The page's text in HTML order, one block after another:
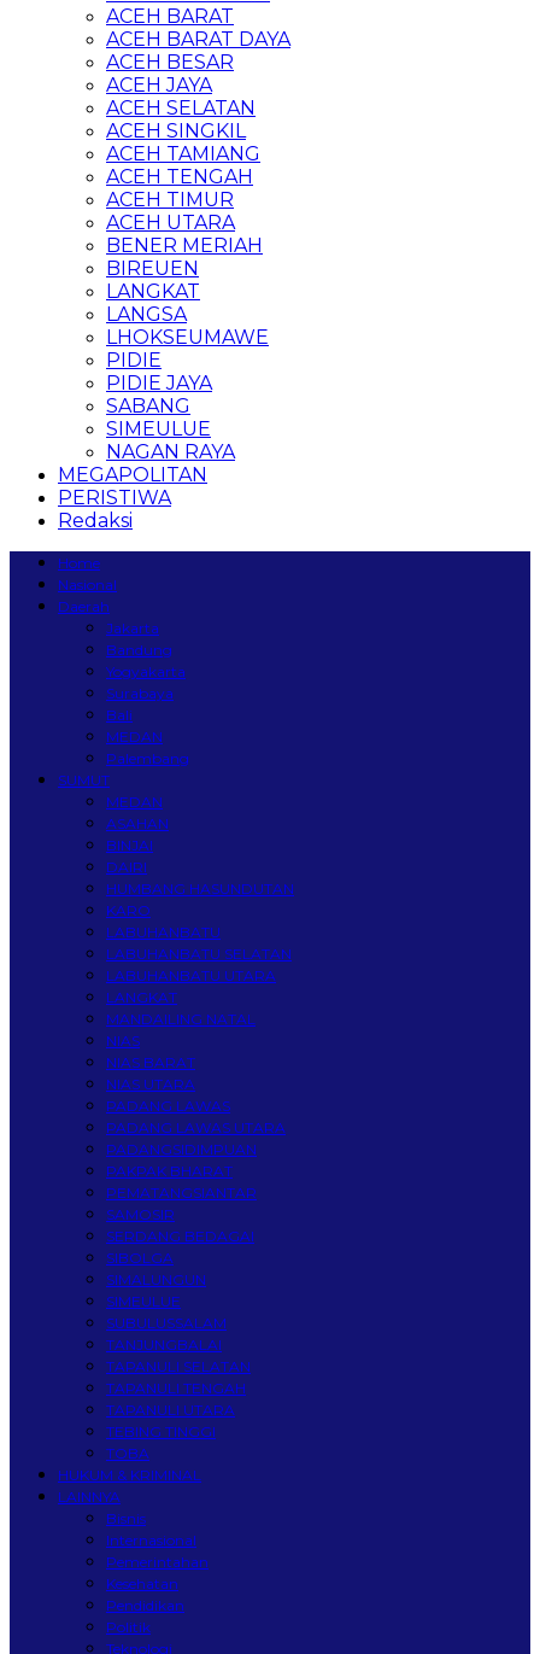
ACEH BARAT
ACEH BARAT DAYA
ACEH BESAR
ACEH JAYA
ACEH SELATAN
ACEH SINGKIL
ACEH TAMIANG
ACEH TENGAH
ACEH TIMUR
ACEH UTARA
BENER MERIAH
BIREUEN
LANGKAT
LANGSA
LHOKSEUMAWE
PIDIE
PIDIE JAYA
SABANG
SIMEULUE
NAGAN RAYA
MEGAPOLITAN
PERISTIWA
Redaksi
Home
Nasional
Daerah
Jakarta
Bandung
Yogyakarta
Surabaya
Bali
MEDAN
Palembang
SUMUT
MEDAN
ASAHAN
BINJAI
DAIRI
HUMBANG HASUNDUTAN
KARO
LABUHANBATU
LABUHANBATU SELATAN
LABUHANBATU UTARA
LANGKAT
MANDAILING NATAL
NIAS
NIAS BARAT
NIAS UTARA
PADANG LAWAS
PADANG LAWAS UTARA
PADANGSIDIMPUAN
PAKPAK BHARAT
PEMATANGSIANTAR
SAMOSIR
SERDANG BEDAGAI
SIBOLGA
SIMALUNGUN
SIMEULUE
SUBULUSSALAM
TANJUNGBALAI
TAPANULI SELATAN
TAPANULI TENGAH
TAPANULI UTARA
TEBING TINGGI
TOBA
HUKUM & KRIMINAL
LAINNYA
Bisnis
Internasional
Pemerintahan
Kesehatan
Pendidikan
Politik
Teknologi